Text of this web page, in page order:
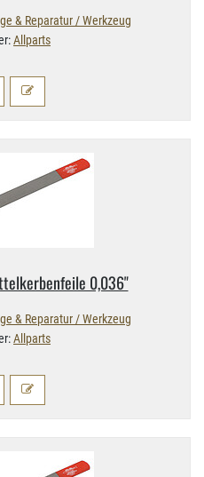
& Reparatur / Werkzeug
Allparts
0,​036"
& Reparatur / Werkzeug
Allparts